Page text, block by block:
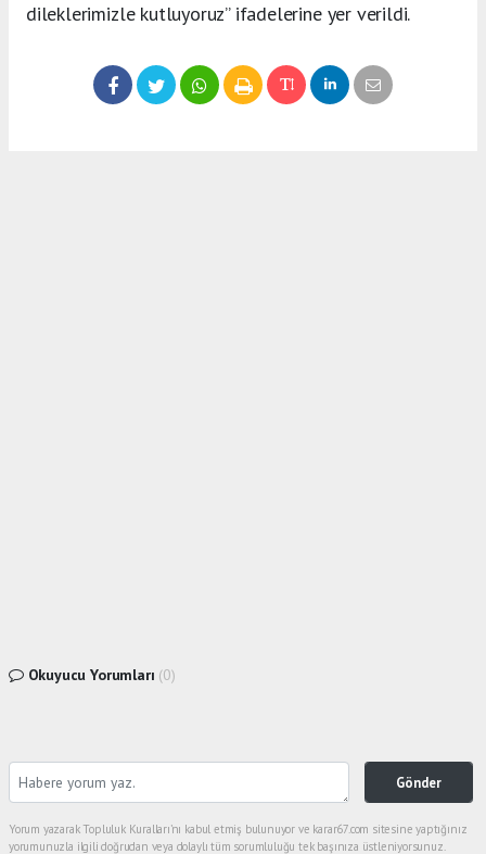
dileklerimizle kutluyoruz” ifadelerine yer verildi.
Okuyucu Yorumları (0)
Gönder
Yorum yazarak Topluluk Kuralları’nı kabul etmiş bulunuyor ve karar67.com sitesine yaptığınız
yorumunuzla ilgili doğrudan veya dolaylı tüm sorumluluğu tek başınıza üstleniyorsunuz.